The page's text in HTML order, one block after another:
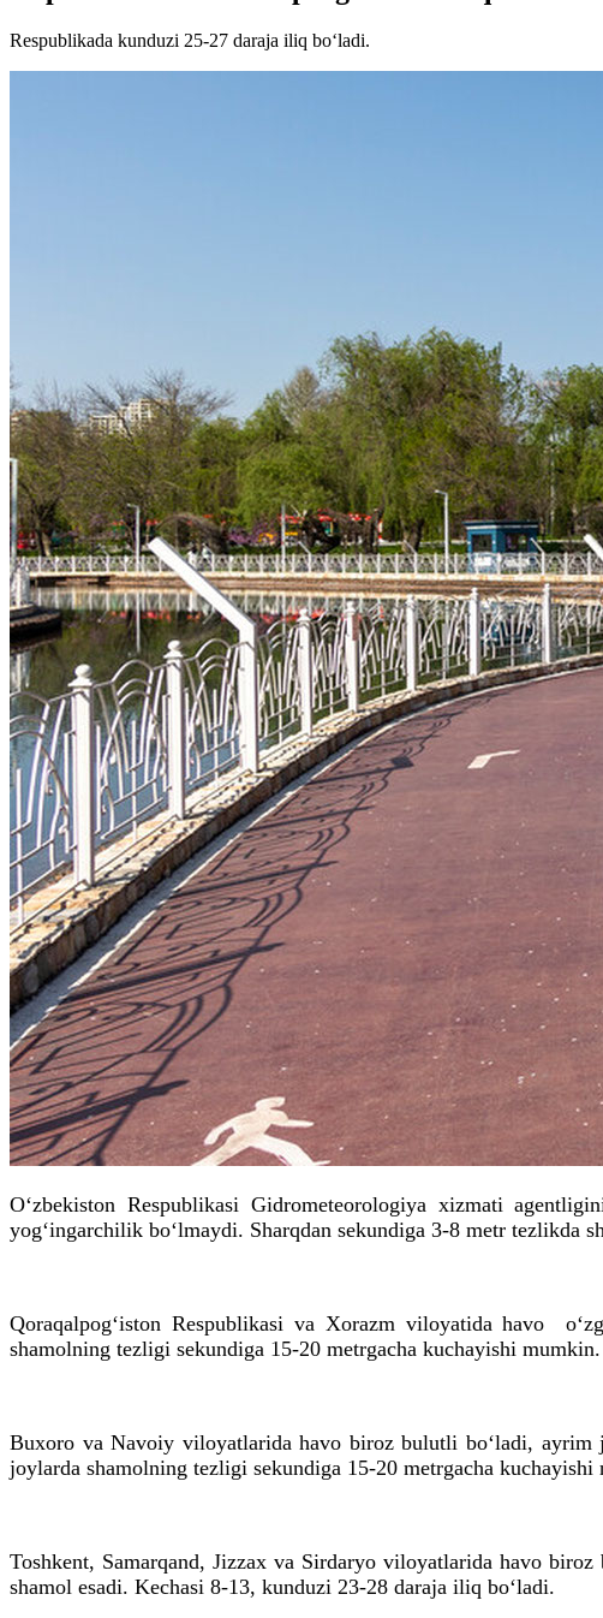
Respublikada kunduzi 25-27 daraja iliq bo‘ladi.
O‘zbekiston Respublikasi Gidrometeorologiya xizmati
yog‘ingarchilik bo‘lmaydi. Sharqdan sekundiga 3-8 metr tezlikda
Qoraqalpog‘iston Respublikasi va Xorazm viloyatida havo
shamolning tezligi sekundiga 15-20 metrgacha kuchayishi
Buxoro va Navoiy viloyatlarida havo biroz bulutli bo‘ladi, ayrim
joylarda shamolning tezligi sekundiga 15-20 metrgacha
Toshkent, Samarqand, Jizzax va Sirdaryo viloyatlarida havo
shamol esadi. Kechasi 8-13, kunduzi 23-28 daraja iliq bo‘ladi.